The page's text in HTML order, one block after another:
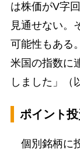
は株価がV字
見通せない。
可能性もある
米国の指数に
しました」（
ポイント投
個別銘柄に